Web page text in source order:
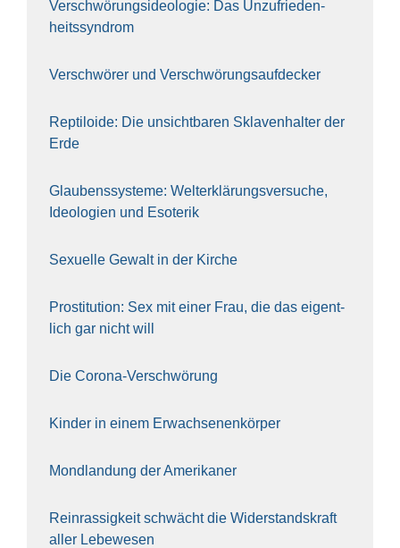
Ver­schwö­rungs­ideo­lo­gie: Das Unzufrieden­
heitssyndrom
Ver­schwö­rer und Verschwörungs­aufdecker
Rep­ti­lo­ide: Die unsicht­ba­ren Skla­ven­hal­ter der
Erde
Glau­bens­sys­te­me: Welt­erklä­rungs­ver­su­che,
Ideo­lo­gien und Eso­te­rik
Sexu­el­le Gewalt in der Kir­che
Pro­sti­tu­ti­on: Sex mit einer Frau, die das eigent­
lich gar nicht will
Die Coro­na-Ver­schwö­rung
Kin­der in einem Erwach­se­nen­kör­per
Mond­lan­dung der Ame­ri­ka­ner
Rein­ras­sig­keit schwächt die Wider­stands­kraft
aller Lebe­we­sen